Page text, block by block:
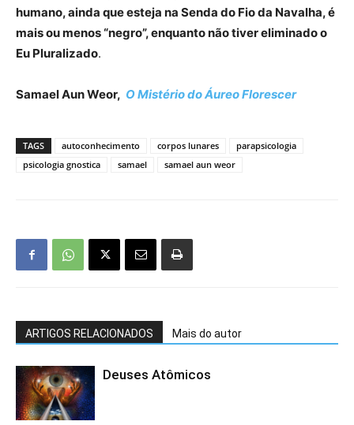
humano, ainda que esteja na Senda do Fio da Navalha, é
mais ou menos “negro”, enquanto não tiver eliminado o
Eu Pluralizado.
Samael Aun Weor, O Mistério do Áureo Florescer
TAGS autoconhecimento corpos lunares
parapsicologia
psicologia gnostica
samael samael aun weor
ARTIGOS RELACIONADOS Mais do autor
Deuses Atômicos